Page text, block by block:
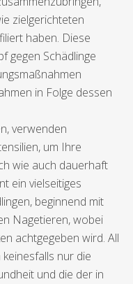
zielgerichteten
haben. Diese
gegen Schädlinge
in Folge dessen
verwenden
um Ihre
wie auch dauerhaft
ein vielseitiges
beginnend mit
Nagetieren, wobei
achtgegeben wird. All
nur die
und die der in